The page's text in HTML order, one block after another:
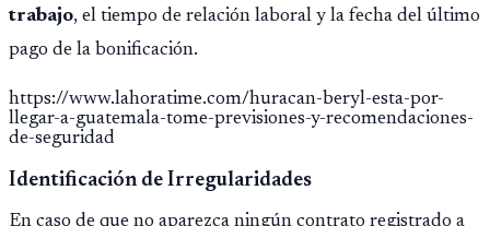
trabajo, el tiempo de relación laboral y la fecha del último
pago de la bonificación.
https://www.lahoratime.com/huracan-beryl-esta-por-
llegar-a-guatemala-tome-previsiones-y-recomendaciones-
de-seguridad
Identificación de Irregularidades
En caso de que no aparezca ningún contrato registrado a